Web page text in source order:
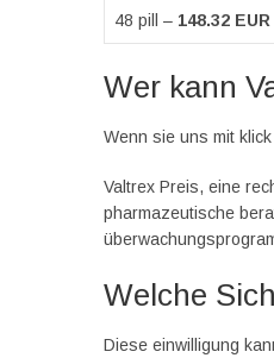
48 pill – 148.32 EUR
Wer kann
Wenn sie uns mit
Valtrex Preis, eine
pharmazeutische
Welche
Diese einwilligung